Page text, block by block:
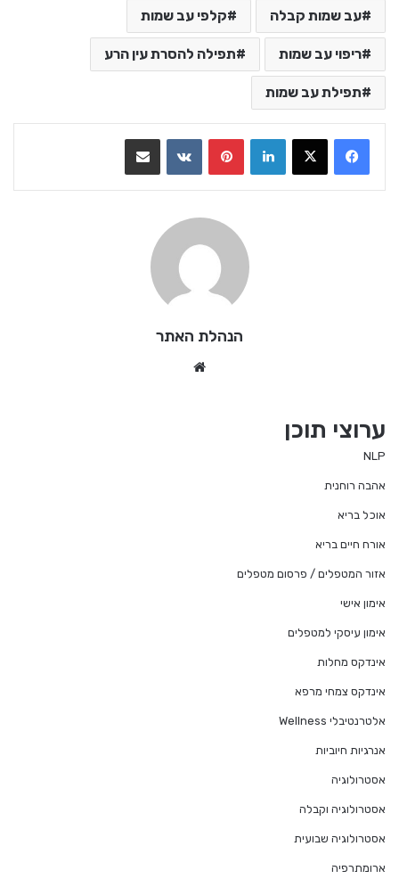
עב שמות קבלה קלפי עב שמות
ריפוי עב שמות תפילה להסרת עין הרע
תפילת עב שמות
LinkedIn
VKontakte
הנהלת האתר
ערוצי תוכן
NLP
אהבה רוחנית
אוכל בריא
אורח חיים בריא
אזור המטפלים / פרסום מטפלים
אימון אישי
אימון עיסקי למטפלים
אינדקס מחלות
אינדקס צמחי מרפא
אלטרנטיבלי Wellness
אנרגיות חיוביות
אסטרולוגיה
אסטרולוגיה וקבלה
אסטרולוגיה שבועית
ארומתרפיה